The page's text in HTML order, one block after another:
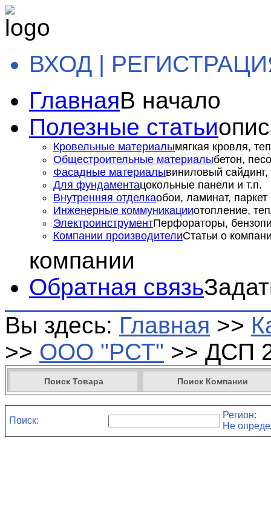
ВХОД |
ГлавнаяВ начало
Полезные статьи
Кровельные материалымягкая кровля,
Общестроительные материалыбетон,
Фасадные материалывиниловый сайдинг,
Для фундаментацокольные панели и т.п.
Внутренняя отделкаобои, ламинат, паркет
Инженерные коммуникацииотопление,
ЭлектроинструментПерфораторы,
Компании производителиСтатьи о
компании
Обратная связь
Вы здесь: Главная >>
>> ООО "РСТ" >> ДСП
Поиск Товара Поиск Компании
Поиск:
Регион:
Не